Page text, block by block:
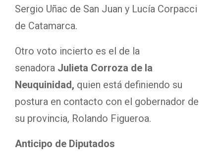
Sergio Uñac de San Juan y Lucía Corpacci
de Catamarca.
Otro voto incierto es el de la
senadora Julieta Corroza de la
Neuquinidad, quien está definiendo su
postura en contacto con el gobernador de
su provincia, Rolando Figueroa.
Anticipo de Diputados